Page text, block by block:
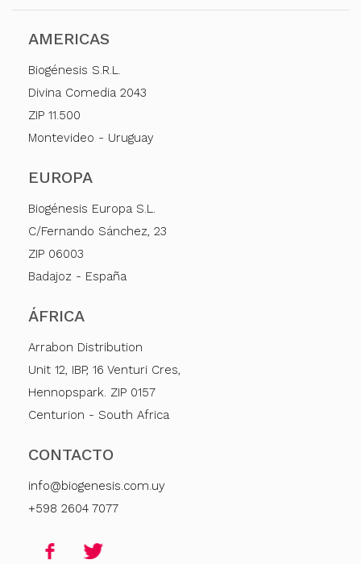
AMERICAS
Biogénesis S.R.L.
Divina Comedia 2043
ZIP 11.500
Montevideo - Uruguay
EUROPA
Biogénesis Europa S.L.
C/Fernando Sánchez, 23
ZIP 06003
Badajoz - España
ÁFRICA
Arrabon Distribution
Unit 12, IBP, 16 Venturi Cres,
Hennopspark. ZIP 0157
Centurion - South Africa
CONTACTO
info@biogenesis.com.uy
+598 2604 7077